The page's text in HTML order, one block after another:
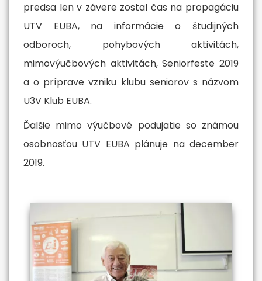
predsa len v závere zostal čas na propagáciu
UTV EUBA, na informácie o študijných
odboroch, pohybových aktivitách,
mimovýučbových aktivitách, Seniorfeste 2019
a o príprave vzniku klubu seniorov s názvom
U3V Klub EUBA.
Ďalšie mimo výučbové podujatie so známou
osobnosťou UTV EUBA plánuje na december
2019.